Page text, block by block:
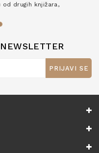
drugih knjižara,
PRIJAVI SE